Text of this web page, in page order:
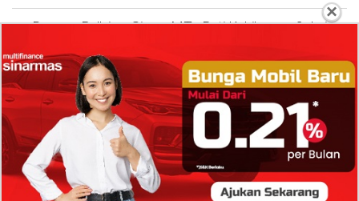
×
Dugaan Bullying: Siswa MTs Pati Kehilangan 2 Jari,
Isu Reshuffle Kabinet Prabowo Menguat, Faktor Ini
Diduga jadi Penentu Perubahan Pengurusan!
Profil Harits Muhammad Albar: Suami Nabila Gardena
yang Punya Karier Mentereng Sang Ahli Keuangan di
Firma Konsultan Global